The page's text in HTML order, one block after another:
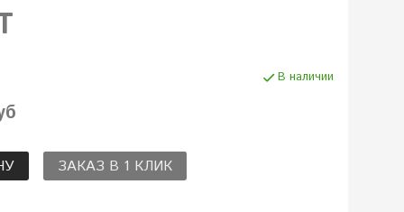
В наличии
ЗАКАЗ В 1 КЛИК